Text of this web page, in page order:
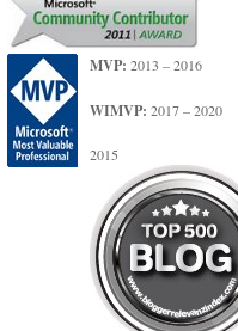
MVP: 2013 – 2016
WIMVP: 2017 – 2020
2015